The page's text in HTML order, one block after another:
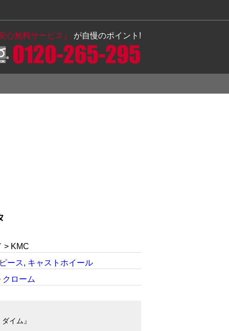
心無料サービス』 が自慢のポイント!
> KMC
ース, キャストホイール
クローム
イム』